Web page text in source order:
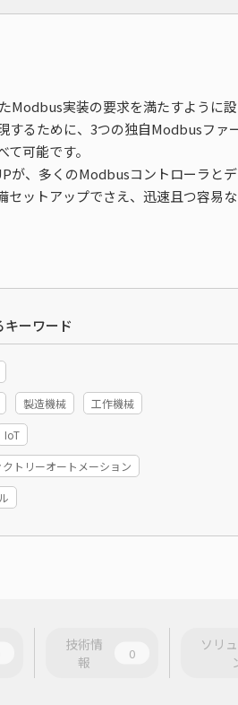
実装の要求を満たすように設
るために、3つの独自Modbusフ
可能です。
、多くのModbusコントローラと
ットアップでさえ、迅速且つ容易な
キーワード
製造機械 工作機械
IoT
クトリーオートメーション
技術情
報
0
ソリ